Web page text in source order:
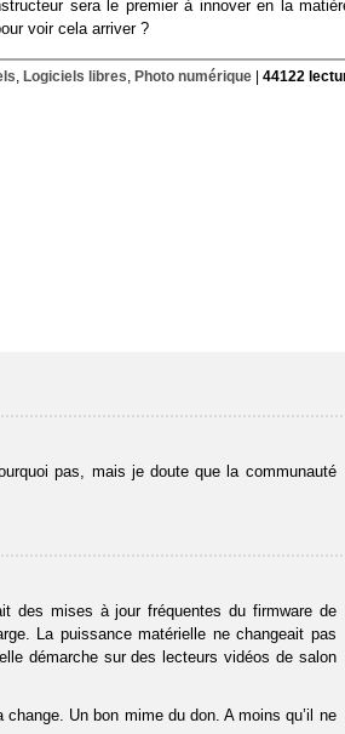
sera le premier à innover en la
voir cela arriver ?
Logiciels libres Photo numérique| 44122
pas, mais je doute que la communauté
des mises à jour fréquentes du firmware de
La puissance matérielle ne changeait pas
démarche sur des lecteurs vidéos de salon
Un bon mime du don. A moins qu’il ne